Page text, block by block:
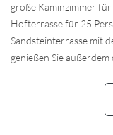
große Kaminzimmer
Hofterrasse für 25
Sandsteinterrasse mit
genießen Sie